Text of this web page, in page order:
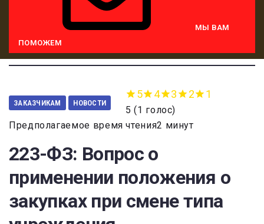
МЫ ВАМ
ПОМОЖЕМ
ЗАКАЗЧИКАМ НОВОСТИ
5 4 3 2 1
5 (1 голос)
Предполагаемое время чтения2 минут
223-ФЗ: Вопрос о
применении положения о
закупках при смене типа